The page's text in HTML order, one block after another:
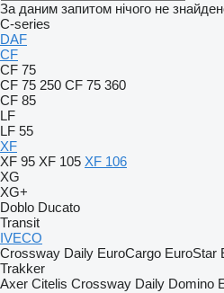
За даним запитом нічого не
C-series
DAF
CF
CF 75
CF 75 250 CF 75 360
CF 85
LF
LF 55
XF
XF 95 XF 105 XF 106
XG
XG+
Doblo Ducato
Transit
IVECO
Crossway Daily EuroCargo EuroStar
Trakker
Axer Citelis Crossway Daily Domino